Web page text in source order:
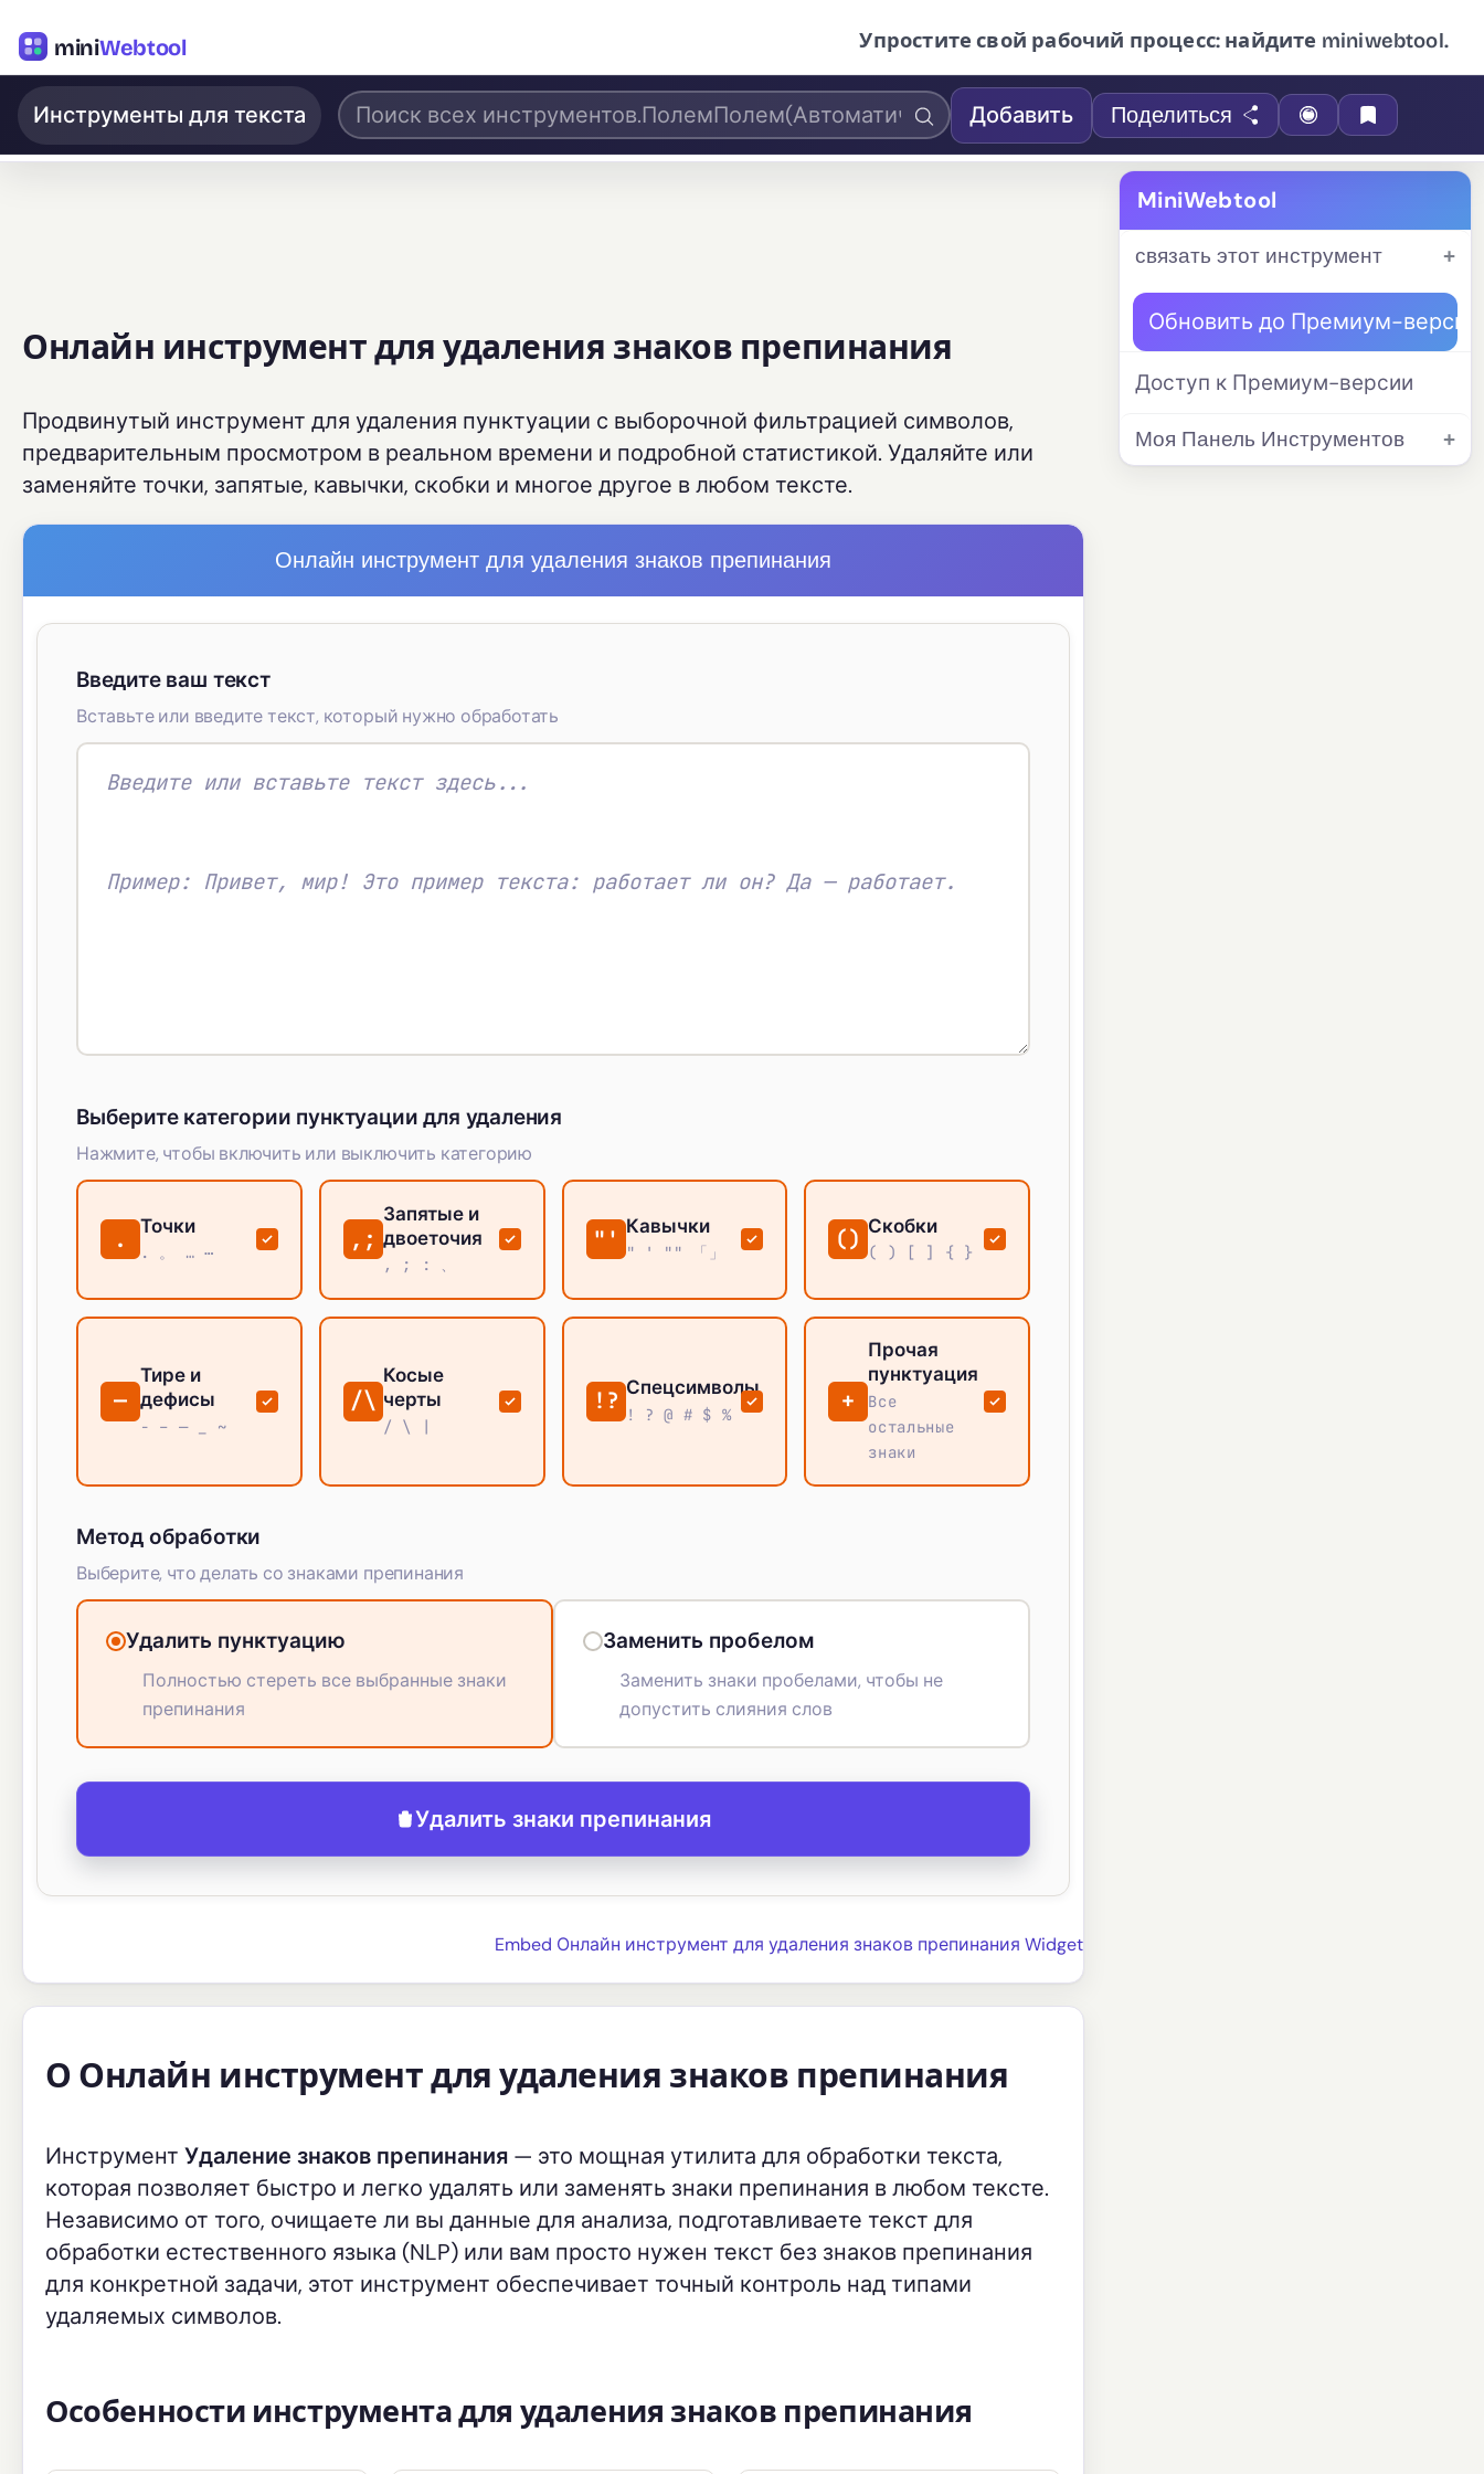
miniWebtool Упростите свой рабочий процесс: найдите miniwebtool.
Инструменты для текста Добавить Поделиться
Онлайн инструмент для удаления знаков препинания
Продвинутый инструмент для удаления пунктуации с выборочной фильтрацией символов,
предварительным просмотром в реальном времени и подробной статистикой. Удаляйте или
заменяйте точки, запятые, кавычки, скобки и многое другое в любом тексте.
Онлайн инструмент для удаления знаков препинания
Введите ваш текст
Вставьте или введите текст, который нужно обработать
Выберите категории пунктуации для удаления
Нажмите, чтобы включить или выключить категорию
. Точки
. 。 … ⋯ ,;
Запятые и
двоеточия
, ; : 、
"' Кавычки
" ' "" 「」 () Скобки
( ) [ ] { }
—
Тире и
дефисы
- – — _ ~
/\
Косые
черты
/ \ |
!? Спецсимволы
! ? @ # $ % +
Прочая
пунктуация
Все
остальные
знаки
Метод обработки
Выберите, что делать со знаками препинания
Удалить пунктуацию
Полностью стереть все выбранные знаки
препинания
Заменить пробелом
Заменить знаки пробелами, чтобы не
допустить слияния слов
Удалить знаки препинания
Embed Онлайн инструмент для удаления знаков препинания Widget
О Онлайн инструмент для удаления знаков препинания
Инструмент Удаление знаков препинания — это мощная утилита для обработки текста,
которая позволяет быстро и легко удалять или заменять знаки препинания в любом тексте.
Независимо от того, очищаете ли вы данные для анализа, подготавливаете текст для
обработки естественного языка (NLP) или вам просто нужен текст без знаков препинания
для конкретной задачи, этот инструмент обеспечивает точный контроль над типами
удаляемых символов.
Особенности инструмента для удаления знаков препинания
MiniWebtool
связать этот инструмент
Обновить до Премиум-версии
Доступ к Премиум-версии
Моя Панель Инструментов